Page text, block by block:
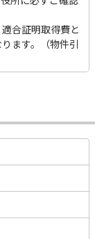
合証明取得費と
ます。（物件引